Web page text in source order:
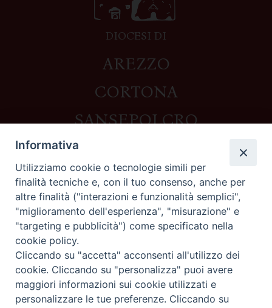
DIOCESI DI
AREZZO
CORTONA
SANSEPOLCRO
Contatti
Piazza del Duomo,1 - 52100 Arezzo
segreteria@diocesi.arezzo.it
Informativa privacy
Seguici su
Informativa
Utilizziamo cookie o tecnologie simili per
finalità tecniche e, con il tuo consenso, anche per
altre finalità ("interazioni e funzionalità semplici",
"miglioramento dell'esperienza", "misurazione" e
"targeting e pubblicità") come specificato nella
cookie policy.
Cliccando su "accetta" acconsenti all'utilizzo dei
cookie. Cliccando su "personalizza" puoi avere
maggiori informazioni sui cookie utilizzati e
personalizzare le tue preferenze. Cliccando su